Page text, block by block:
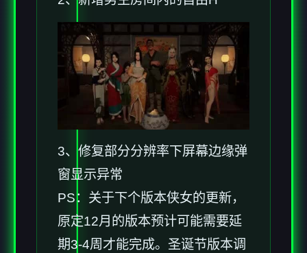
3、修复部分分辨率下屏幕边缘弹
窗显示异常
PS：关于下个版本侠女的更新，
原定12月的版本预计可能需要延
期3-4周才能完成。圣诞节版本调